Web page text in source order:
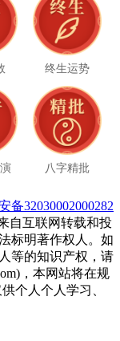
终生运势
八字精批
备32030002000282
自互联网转载和投
标明著作权人。如
等的知识产权，请
，本网站将在规
个人个人学习、